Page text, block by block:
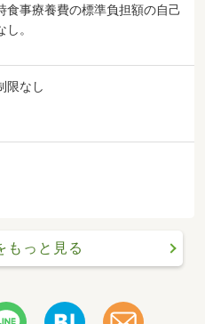
食事療養費の標準負担額の自己
し。
限なし
もっと見る